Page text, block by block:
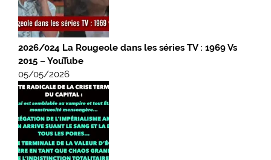
2026/024 La Rougeole dans les séries TV : 1969 Vs
2015 – YouTube
05/05/2026